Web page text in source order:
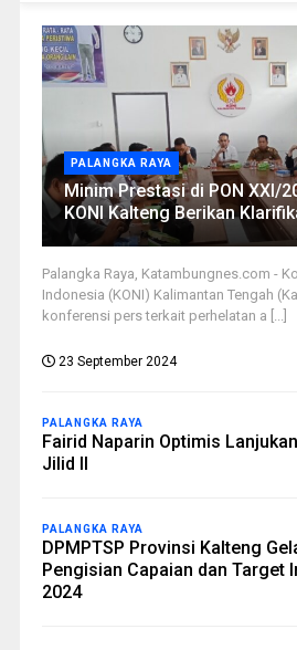
PALANGKA RAYA
Minim Prestasi di PON XXI/
KONI Kalteng Berikan
Palangka Raya, Katambungnes.com -
Indonesia (KONI) Kalimantan Tengah
konferensi pers terkait perhelatan a [...]
23 September 2024
PALANGKA RAYA
Fairid Naparin Optimis
Jilid II
PALANGKA RAYA
DPMPTSP Provinsi Kalteng
Pengisian Capaian dan Target
2024